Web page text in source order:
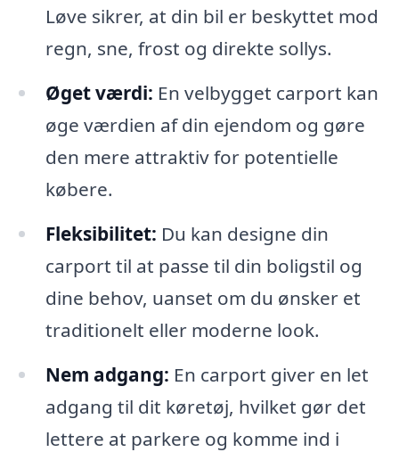
Løve sikrer, at din bil er beskyttet mod
regn, sne, frost og direkte sollys.
Øget værdi: En velbygget carport kan
øge værdien af din ejendom og gøre
den mere attraktiv for potentielle
købere.
Fleksibilitet: Du kan designe din
carport til at passe til din boligstil og
dine behov, uanset om du ønsker et
traditionelt eller moderne look.
Nem adgang: En carport giver en let
adgang til dit køretøj, hvilket gør det
lettere at parkere og komme ind i